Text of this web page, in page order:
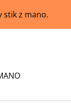
stik z mano.